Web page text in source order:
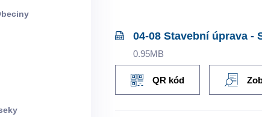
04-08 Stavební úprava -
0.95MB
QR kód